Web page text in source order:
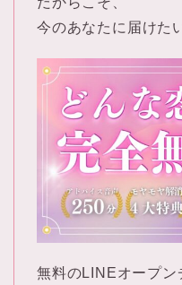
今のあなたに届けた
無料のLINEオープン